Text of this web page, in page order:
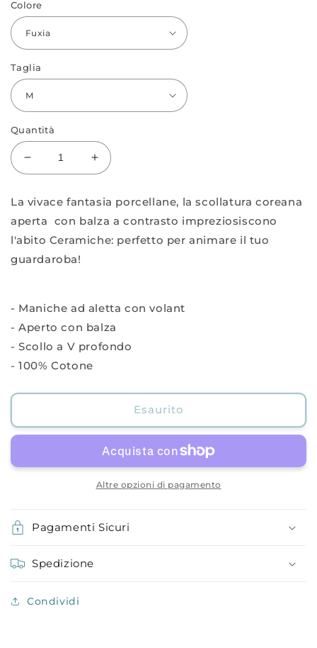
Colore
Taglia
Quantità
Diminuisci
quantità
Abito
cotone
fantasia
Ceramiche
Aumenta
quantità
Abito
cotone
fantasia
La vivace fantasia porcellane, la scollatura coreana
aperta con balza a contrasto impreziosiscono
l'abito Ceramiche: perfetto per animare il tuo
guardaroba!
- Maniche ad aletta con volant
- Aperto con balza
- Scollo a V profondo
- 100% Cotone
Esaurito
Altre opzioni di pagamento
Pagamenti Sicuri
Spedizione
Condividi